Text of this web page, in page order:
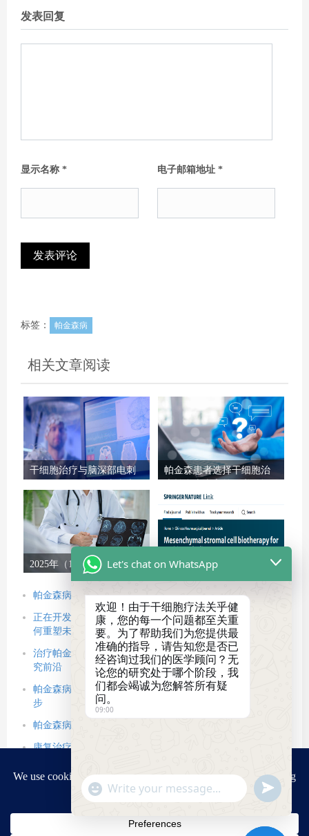
发表回复
显示名称 * 电子邮箱地址 *
标签： 帕金森病
相关文章阅读
干细胞治疗与脑深部电刺
者如何选择？1份权衡指南
帕金森患者选择干细胞治
医生的5个关键问题
2025年（1-12月）干细胞
治疗帕金森病的临床转化
新趋势，让神经再生从梦
间充质干细胞治疗帕金森
帕金森病输液疗法：到2025年，我们将处于什么阶段？
正在开发治疗帕金森病的方法：干细胞、基因疗法与新药如
何重塑未来
治疗帕金森病的方法有哪些：盘点最有希望的新兴疗法与研
究前沿
帕金森病饮食对患者健康的重要性：赋能自我管理的首要一
步
帕金森病饮食完整指南：吃出更好的状态
康复治疗帕金森病：5大干预方式，为患者生活质量赋能”
靶向药物”
帕金森病人可以活多久？科学解读与延长生命的钥匙
Let's chat on WhatsApp
欢迎！由于干细胞疗法关乎健
康，您的每一个问题都至关重
要。为了帮助我们为您提供最
准确的指导，请告知您是否已
经咨询过我们的医学顾问？无
论您的研究处于哪个阶段，我
们都会竭诚为您解答所有疑
问。
09:00
"+chaty_settings.lang.emoji_picker+"
WhatsApp
Send
WhatsApp
Message